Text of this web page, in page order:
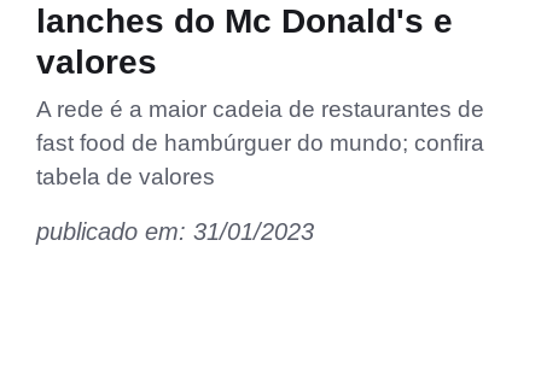
lanches do Mc Donald's e
valores
A rede é a maior cadeia de restaurantes de
fast food de hambúrguer do mundo; confira
tabela de valores
publicado em: 31/01/2023